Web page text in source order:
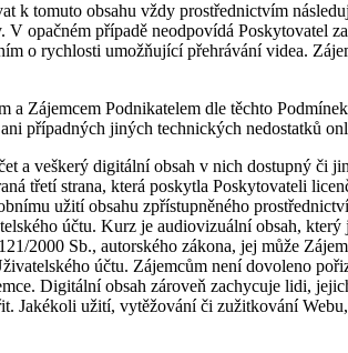
k tomuto obsahu vždy prostřednictvím
opačném případě neodpovídá Poskytovatel
o rychlosti umožňující přehrávání videa.
Zájemcem Podnikatelem dle těchto
případných jiných technických nedostatků
a veškerý digitální obsah v nich dostupný či
třetí strana, která poskytla Poskytovateli
užití obsahu zpřístupněného
účtu. Kurz je audiovizuální obsah,
2000 Sb., autorského zákona, jej může
účtu. Zájemcům není dovoleno
Digitální obsah zároveň zachycuje lidi,
Jakékoli užití, vytěžování či zužitkování